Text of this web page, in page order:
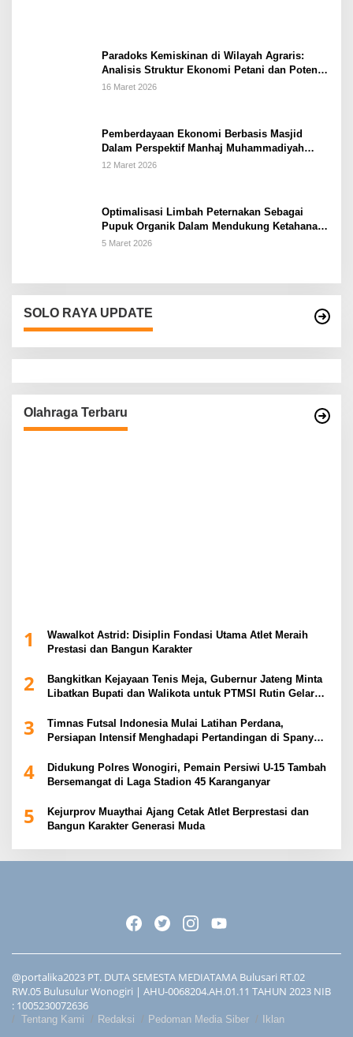
Paradoks Kemiskinan di Wilayah Agraris:
Analisis Struktur Ekonomi Petani dan Potensi
Pemberdayaan Berbasis Masjid di Kabupaten
16 Maret 2026
Pemberdayaan Ekonomi Berbasis Masjid
Dalam Perspektif Manhaj Muhammadiyah
Untuk Penguatan Keluarga Sakinah di
12 Maret 2026
Optimalisasi Limbah Peternakan Sebagai
Pupuk Organik Dalam Mendukung Ketahanan
Pangan Rumah Tangga Petani di Kabupaten
5 Maret 2026
SOLO RAYA UPDATE
Olahraga Terbaru
1
Wawalkot Astrid: Disiplin Fondasi Utama Atlet Meraih
Prestasi dan Bangun Karakter
2
Bangkitkan Kejayaan Tenis Meja, Gubernur Jateng Minta
Libatkan Bupati dan Walikota untuk PTMSI Rutin Gelar
3
Timnas Futsal Indonesia Mulai Latihan Perdana,
Persiapan Intensif Menghadapi Pertandingan di Spanyol
4
Didukung Polres Wonogiri, Pemain Persiwi U-15 Tambah
Bersemangat di Laga Stadion 45 Karanganyar
5
Kejurprov Muaythai Ajang Cetak Atlet Berprestasi dan
Bangun Karakter Generasi Muda
@portalika2023 PT. DUTA SEMESTA MEDIATAMA Bulusari RT.02
RW.05 Bulusulur Wonogiri | AHU-0068204.AH.01.11 TAHUN 2023 NIB
: 1005230072636
Tentang Kami Redaksi Pedoman Media Siber Iklan